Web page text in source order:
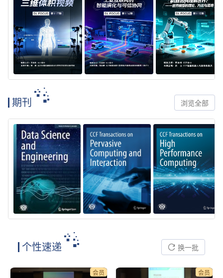
期刊 浏览全部
个性速递 换一批
会员 会员